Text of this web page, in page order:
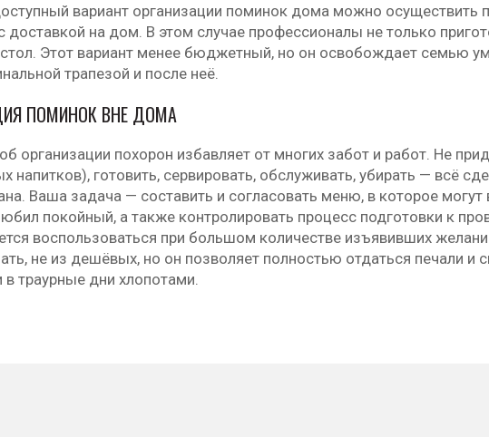
вариант организации поминок дома можно осуществить
доставкой на дом. В этом случае профессионалы не только
Этот вариант менее бюджетный, но он освобождает семью
трапезой и после неё.
ПОМИНОК ВНЕ ДОМА
организации похорон избавляет от многих забот и работ. Не
напитков), готовить, сервировать, обслуживать, убирать — всё
Ваша задача — составить и согласовать меню, в которое
покойный, а также контролировать процесс подготовки к
воспользоваться при большом количестве изъявивших
не из дешёвых, но он позволяет полностью отдаться печали и
траурные дни хлопотами.